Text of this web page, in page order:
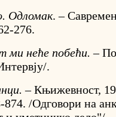
Одломак. –
276.
ми неће побећи. –
.
–Књижевност,
874. /Одговори на